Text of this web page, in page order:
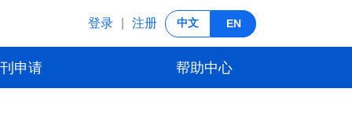
登录 注册 中文 EN
申请 帮助中心